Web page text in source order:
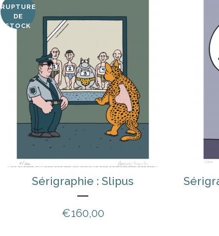
RUPTURE
DE
STOCK
Sérigraphie : Slipus
€160,00